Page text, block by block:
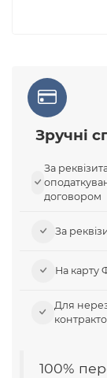
Зручні
За
договором
За
На карту
Для
100%